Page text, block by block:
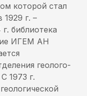
которой стал
г. –
библиотека
ИГЕМ АН
геолого-
1973 г.